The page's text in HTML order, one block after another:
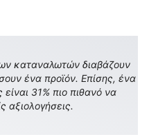
καταναλωτών διαβάζουν
ένα προϊόν. Επίσης, ένα
είναι 31% πιο πιθανό να
αξιολογήσεις.